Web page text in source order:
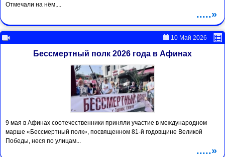
Отмечали на нём,...
.....»
10 Май 2026
Бессмертный полк 2026 года в Афинах
9 мая в Афинах соотечественники приняли участие в международном
марше «Бессмертный полк», посвященном 81-й годовщине Великой
Победы, неся по улицам...
.....»